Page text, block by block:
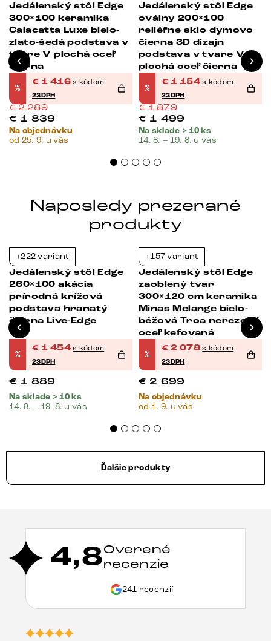
Jedálenský stôl Edge
300×100 keramika
Calacatta Luxe bielo-
zlato-šedá podstava v
tvare V plochá oceľ
čierna
%
€ 1 416 s kódom
23DPH
€2 289
€ 1 839
Na objednávku
od 25. 9. u vás
Jedálenský stôl Edge
oválny 200×100
reliéfne sklo dymovo
čierna 3D dizajn
podstava v tvare V
plochá oceľ čierna
%
€ 1 154 s kódom
23DPH
€1 879
€ 1 499
Na sklade > 10 ks
14. 8. – 19. 8. u vás
Naposledy prezerané
produkty
+222 variant
Jedálenský stôl Edge
260×100 akácia
prírodná krížová
podstava hranatý
čierna Live-Edge
%
€ 1 454 s kódom
23DPH
€ 1 889
Na sklade > 10 ks
14. 8. – 19. 8. u vás
+157 variant
Jedálenský stôl Edge
zaoblený tvar
300×120 cm keramika
Minas Melange bielo-
béžová Troa nerezová
oceľ kefovaná
%
€ 2 078 s kódom
23DPH
€ 2 699
Na objednávku
od 1. 9. u vás
Ďalšie produkty
4,8Overené
recenzie
241 recenzií